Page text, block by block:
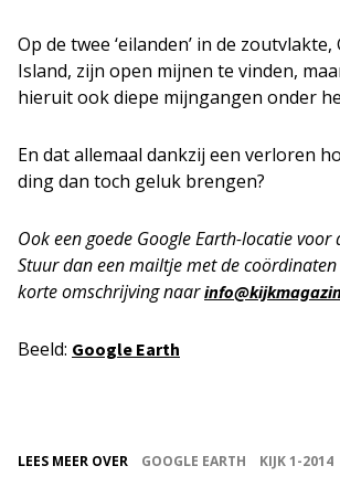
Op de twee ‘eilanden’ in de
Island, zijn open mijnen te vinden,
hieruit ook diepe mijngangen onder
En dat allemaal dankzij een verloren
ding dan toch geluk brengen?
Ook een goede Google Earth-locatie voor
Stuur dan een mailtje met de
korteomschrijving naar
Beeld: Google Earth
LEES MEER OVER GOOGLE EARTH
KIJK 1-2014